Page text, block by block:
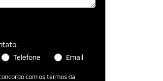
Telefone Email
com os termos da